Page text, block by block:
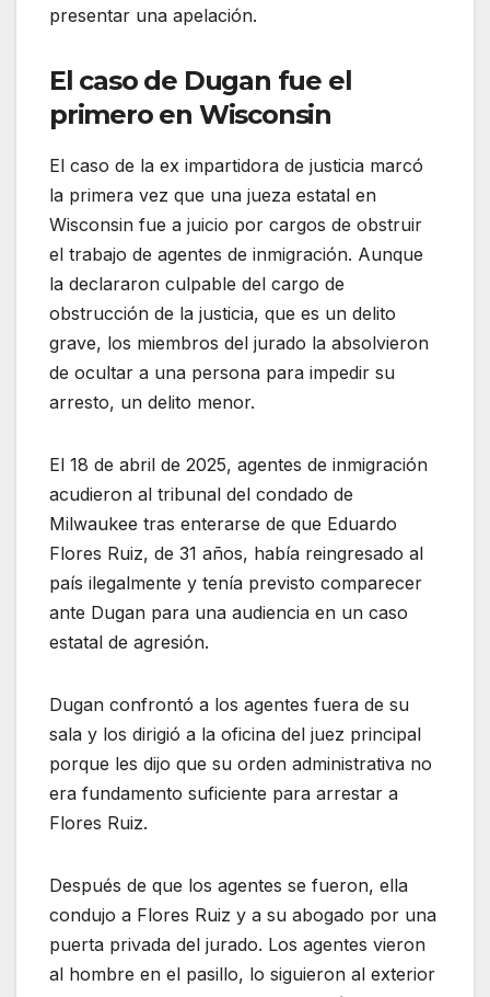
presentar una apelación.
El caso de Dugan fue el
primero en Wisconsin
El caso de la ex impartidora de justicia marcó
la primera vez que una jueza estatal en
Wisconsin fue a juicio por cargos de obstruir
el trabajo de agentes de inmigración. Aunque
la declararon culpable del cargo de
obstrucción de la justicia, que es un delito
grave, los miembros del jurado la absolvieron
de ocultar a una persona para impedir su
arresto, un delito menor.
El 18 de abril de 2025, agentes de inmigración
acudieron al tribunal del condado de
Milwaukee tras enterarse de que Eduardo
Flores Ruiz, de 31 años, había reingresado al
país ilegalmente y tenía previsto comparecer
ante Dugan para una audiencia en un caso
estatal de agresión.
Dugan confrontó a los agentes fuera de su
sala y los dirigió a la oficina del juez principal
porque les dijo que su orden administrativa no
era fundamento suficiente para arrestar a
Flores Ruiz.
Después de que los agentes se fueron, ella
condujo a Flores Ruiz y a su abogado por una
puerta privada del jurado. Los agentes vieron
al hombre en el pasillo, lo siguieron al exterior